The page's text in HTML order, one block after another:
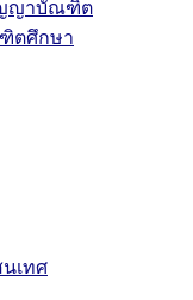
ญญาบัณฑิต
ตศึกษา
เทศ